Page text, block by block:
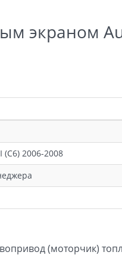
экраном
2006-2008
(моторчик)